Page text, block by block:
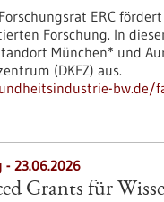
ERC
Forschung. In
München* und
(DKFZ) aus.
bw.de/
23.06.2026
Grants für